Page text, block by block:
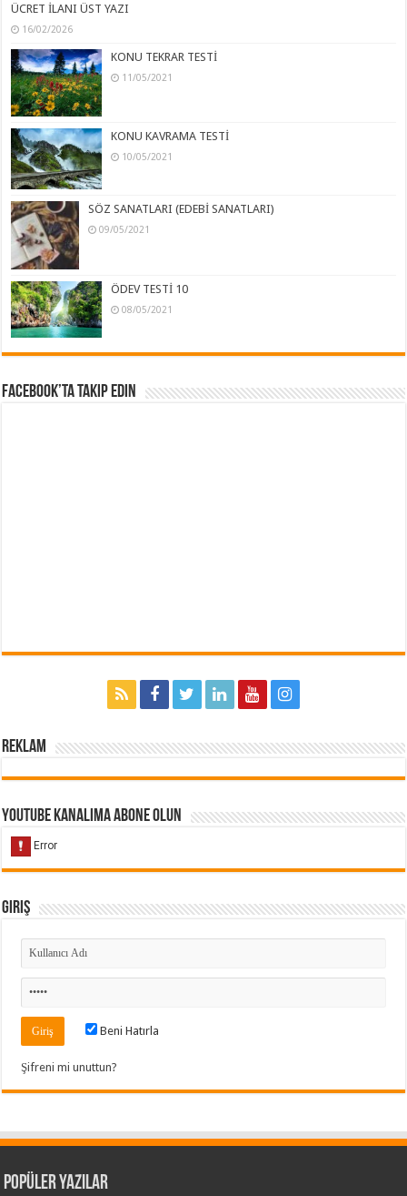
ÜCRET İLANI ÜST YAZI
16/02/2026
KONU TEKRAR TESTİ
11/05/2021
KONU KAVRAMA TESTİ
10/05/2021
SÖZ SANATLARI (EDEBİ SANATLARI)
09/05/2021
ÖDEV TESTİ 10
08/05/2021
Facebook’ta Takip Edin
Reklam
Youtube Kanalıma Abone Olun
Giriş
Beni Hatırla
Şifreni mi unuttun?
Popüler Yazılar